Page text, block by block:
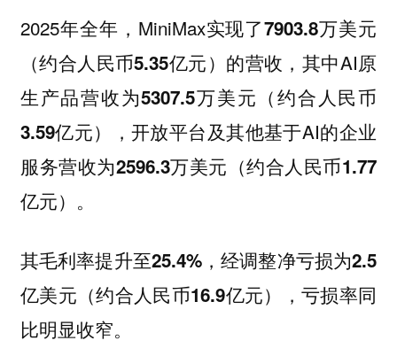
2025年全年，MiniMax实现了7903.8万美元
（约合人民币5.35亿元） 的营收，其中AI原
生产品营收为5307.5万美元（约合人民币
3.59亿元）
，开放平台及其他基于AI的企业
服务营收为2596.3万美元（约合人民币1.77
亿元） 。
其毛利率提升至25.4%，经调整净亏损为2.5
亿美元（约合人民币16.9亿元）
，亏损率同
比明显收窄。